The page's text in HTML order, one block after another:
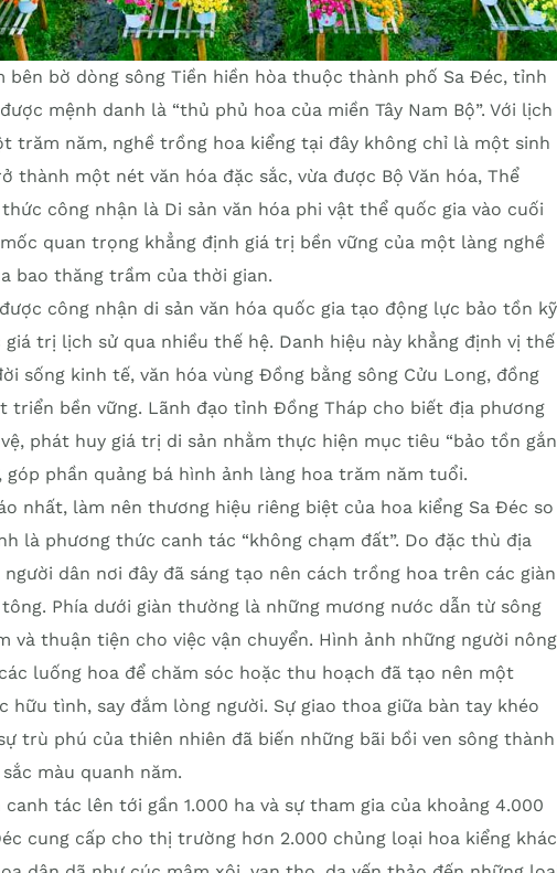
bên bờ dòng sông Tiền hiền hòa thuộc thành phố Sa Đéc, tỉnh
mệnh danh là “thủ phủ hoa của miền Tây Nam Bộ”. Với lịch
trăm năm, nghề trồng hoa kiểng tại đây không chỉ là một sinh
thành một nét văn hóa đặc sắc, vừa được Bộ Văn hóa, Thể
công nhận là Di sản văn hóa phi vật thể quốc gia vào cuối
quan trọng khẳng định giá trị bền vững của một làng nghề
bao thăng trầm của thời gian.
công nhận di sản văn hóa quốc gia tạo động lực bảo tồn kỹ
trị lịch sử qua nhiều thế hệ. Danh hiệu này khẳng định vị thế
sống kinh tế, văn hóa vùng Đồng bằng sông Cửu Long, đồng
triển bền vững. Lãnh đạo tỉnh Đồng Tháp cho biết địa phương
phát huy giá trị di sản nhằm thực hiện mục tiêu “bảo tồn gắn
góp phần quảng bá hình ảnh làng hoa trăm năm tuổi.
nhất, làm nên thương hiệu riêng biệt của hoa kiểng Sa Đéc so
là phương thức canh tác “không chạm đất”. Do đặc thù địa
dân nơi đây đã sáng tạo nên cách trồng hoa trên các giàn
Phía dưới giàn thường là những mương nước dẫn từ sông
và thuận tiện cho việc vận chuyển. Hình ảnh những người nông
luống hoa để chăm sóc hoặc thu hoạch đã tạo nên một
hữu tình, say đắm lòng người. Sự giao thoa giữa bàn tay khéo
trù phú của thiên nhiên đã biến những bãi bồi ven sông thành
màu quanh năm.
tác lên tới gần 1.000 ha và sự tham gia của khoảng 4.000
cung cấp cho thị trường hơn 2.000 chủng loại hoa kiểng khác